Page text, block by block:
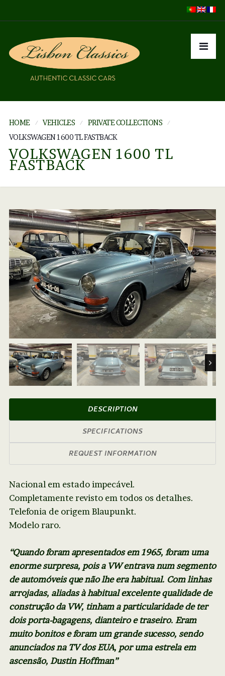
HOME VEHICLES
PRIVATE COLLECTIONS
VOLKSWAGEN 1600 TL FASTBACK
VOLKSWAGEN 1600 TL
FASTBACK
Next
DESCRIPTION
SPECIFICATIONS
REQUEST INFORMATION
Nacional em estado impecável.
Completamente revisto em todos os detalhes.
Telefonia de origem Blaupunkt.
Modelo raro.
“Quando foram apresentados em 1965, foram uma
enorme surpresa, pois a VW entrava num segmento
de automóveis que não lhe era habitual. Com linhas
arrojadas, aliadas à habitual excelente qualidade de
construção da VW, tinham a particularidade de ter
dois porta-bagagens, dianteiro e traseiro. Eram
muito bonitos e foram um grande sucesso, sendo
anunciados na TV dos EUA, por uma estrela em
ascensão, Dustin Hoffman”